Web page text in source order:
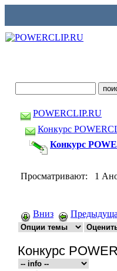
POWERCLIP.RU
Конкурс
Конкурс
Просматривают: 1
Вниз
Конкурс